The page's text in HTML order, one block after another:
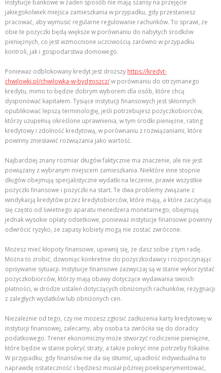
instytucje bankowe w żaden sposób nie mają szansy na przejęcie
jakiegokolwiek miejsca zamieszkania w przypadku, gdy przestaniesz
pracować, aby wymusić regularne regulowanie rachunków. To sprawi, że
obie te pożyczki będą większe w porównaniu do nabytych środków
pieniężnych, co jest wzmocnione uczciwością zarówno w przypadku
kontroli, jak i gospodarstwa domowego.
Ponieważ odblokowany kredyt jest droższy https://kredyt-
chwilowki.pl/chwilowka-w-bydgoszcz/w porównaniu do otrzymanego
kredytu, mimo to będzie dobrym wyborem dla osób, które chcą
dysponować kapitałem. Tysiące instytucji finansowych jest skłonnych
opublikować lepszą terminologię, jeśli potrzebujesz pożyczkobiorców,
którzy uzupełnią określone uprawnienia, w tym środki pieniężne, rating
kredytowy i zdolność kredytową, w porównaniu z rozwiązaniami, które
powinny zniesławić rozwiązania jako wartość.
Najbardziej znany rozmiar długów faktycznie ma znaczenie, ale nie jest
powiązany z wybranym miejscem zamieszkania. Niektóre inne stopnie
długów obejmują specjalistyczne wydatki na leczenie, prawie wszystkie
pożyczki finansowe i pożyczki na start. Te dwa problemy związane z
windykacją kredytów przez kredytobiorców, które mają, a które zaczynają
się często od świetnego aparatu menedżera monetarnego, obejmują
jednak wysokie opłaty odsetkowe, ponieważ instytucje finansowe powinny
odwrócić ryzyko, że zapasy kobiety mogą nie zostać zwrócone.
Możesz mieć kłopoty finansowe, upewnij się, że dasz sobie z tym radę.
Można to zrobić, dzwoniąc konkretnie do pożyczkodawcy i rozpoczynając
opisywanie sytuacji. Instytucje finansowe zazwyczaj są w stanie wykorzystać
pożyczkobiorców, którzy mają obawy dotyczące wydawania swoich
płatności, w drodze ustaleń dotyczących obniżonych rachunków, rezygnacji
z zaległych wydatków lub obniżonych cen.
Niezależnie od tego, czy nie możesz zgłosić zadłużenia karty kredytowej w
instytucji finansowej, zalecamy, aby osoba ta zwróciła się do doradcy
podatkowego. Trener ekonomiczny może stworzyć rozliczenie pieniężne,
które będzie w stanie pokryć straty, a także pokryć inne potrzeby fiskalne.
W przypadku, gdy finansów nie da się stłumić, upadłość indywidualna to
naprawdę ostateczność i będziesz musiał później poeksperymentować,